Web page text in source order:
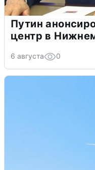
Путин
центр в
6 августа 0